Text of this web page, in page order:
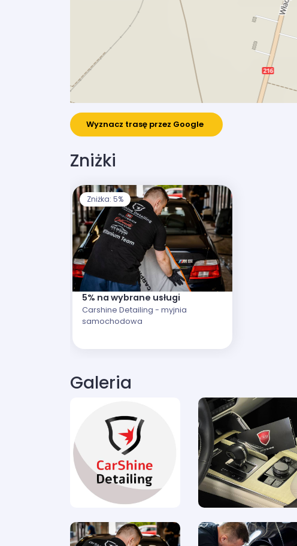
Wyznacz trasę przez Google
Zniżki
Zniżka: 5%
5% na wybrane usługi
Carshine Detailing - myjnia
samochodowa
Galeria